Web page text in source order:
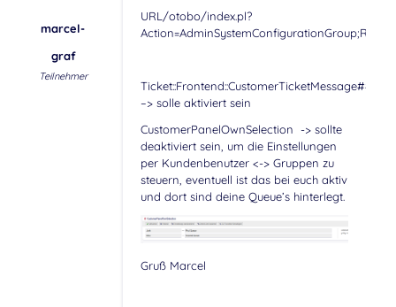
marcel-
graf
Teilnehmer
URL/otobo/index.pl?
–> solle aktiviert sein
CustomerPanelOwnSelection -> sollte
deaktiviert sein, um die Einstellungen
per Kundenbenutzer <-> Gruppen zu
steuern, eventuell ist das bei euch aktiv
und dort sind deine Queue’s hinterlegt.
Gruß Marcel